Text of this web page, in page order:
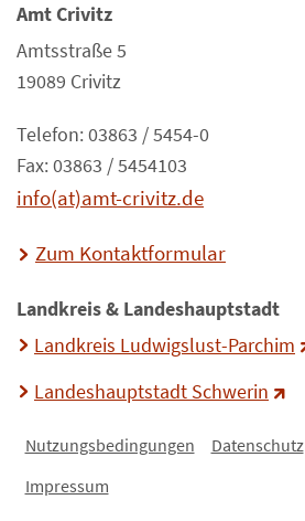
Amt Crivitz
Amtsstraße 5
19089 Crivitz
Telefon: 03863 / 5454-0
Fax: 03863 / 5454103
info(at)amt-crivitz.de
Zum Kontaktformular
Landkreis & Landeshauptstadt
Landkreis Ludwigslust-Parchim
Landeshauptstadt Schwerin
Nutzungsbedingungen Datenschutz
Impressum